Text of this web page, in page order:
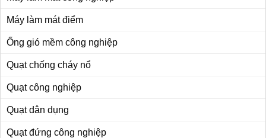
Máy làm mát điểm
Ống gió mềm công nghiệp
Quạt chống cháy nổ
Quạt công nghiệp
Quạt dân dụng
Quạt đứng công nghiệp